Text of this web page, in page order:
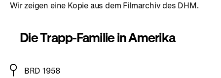
Wir zeigen eine Kopie aus dem Filmarchiv des DHM.
Die Trapp-Familie in Amerika
BRD 1958